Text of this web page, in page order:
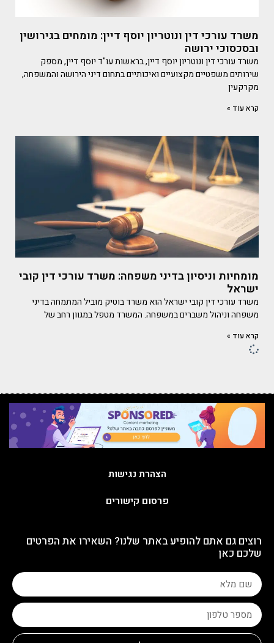
משרד עורכי דין ונוטריון יוסף דיין: מומחים בגירושין
ובסכסוכי ירושה
משרד עורכי דין ונוטריון יוסף דיין, בראשות עו"ד יוסף דיין, מספק
שירותים משפטיים מקצועיים ואיכותיים בתחום דיני הירושה והמשפחה,
מקרקעין
קרא עוד »
מומחיות וניסיון בדיני משפחה: משרד עורכי דין קובי
ישראל
משרד עורכי דין קובי ישראל הוא משרד בוטיק מוביל המתמחה בדיני
משפחה וניהול משברים במשפחה. המשרד מטפל במגוון רחב של
קרא עוד »
הצהרת נגישות
פרסום קישורים
רוצים גם אתם להופיע באתר שלנו? השאירו את הפרטים
שלכם כאן